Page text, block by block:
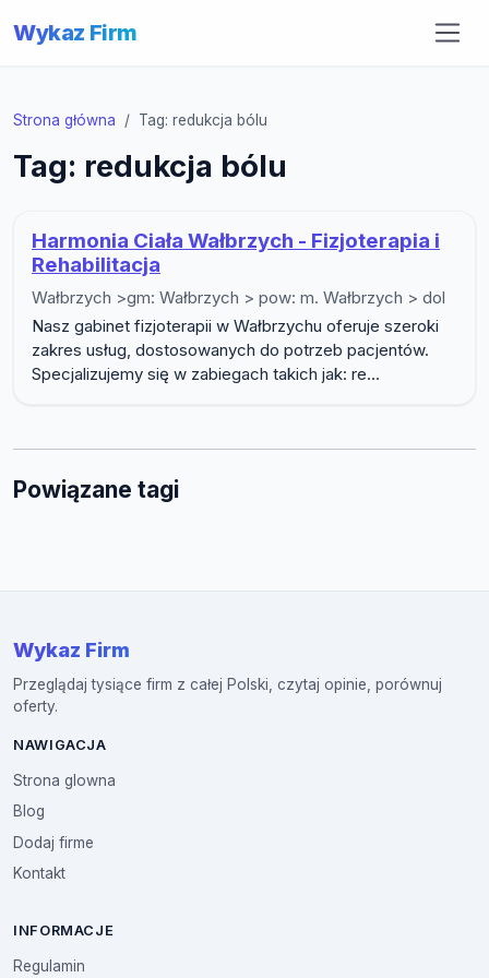
Wykaz Firm
Strona główna Tag: redukcja bólu
Tag: redukcja bólu
Harmonia Ciała Wałbrzych - Fizjoterapia i
Rehabilitacja
Wałbrzych >gm: Wałbrzych > pow: m. Wałbrzych > dol
Nasz gabinet fizjoterapii w Wałbrzychu oferuje szeroki
zakres usług, dostosowanych do potrzeb pacjentów.
Specjalizujemy się w zabiegach takich jak: re...
Powiązane tagi
Wykaz Firm
Przeglądaj tysiące firm z całej Polski, czytaj opinie, porównuj
oferty.
NAWIGACJA
Strona glowna
Blog
Dodaj firme
Kontakt
INFORMACJE
Regulamin